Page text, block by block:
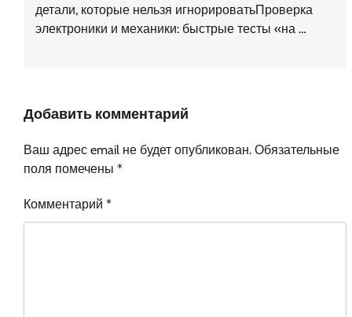
детали, которые нельзя игнорироватьПроверка
электроники и механики: быстрые тесты «на …
Добавить комментарий
Ваш адрес email не будет опубликован. Обязательные
поля помечены *
Комментарий *